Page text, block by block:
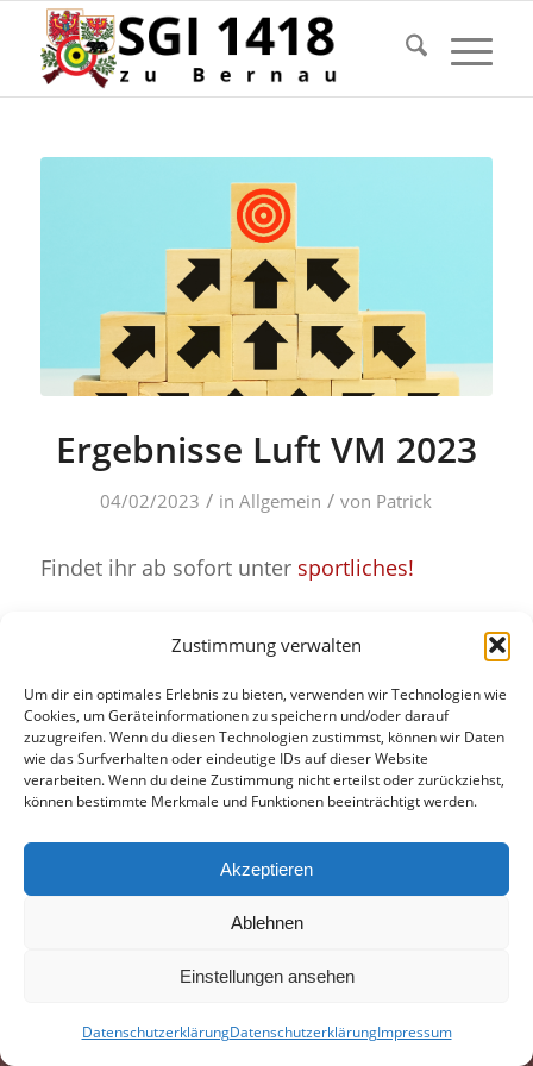
Zustimmung verwalten
Um dir ein optimales Erlebnis zu bieten, verwenden wir Technologien wie
Cookies, um Geräteinformationen zu speichern und/oder darauf
zuzugreifen. Wenn du diesen Technologien zustimmst, können wir Daten
wie das Surfverhalten oder eindeutige IDs auf dieser Website
verarbeiten. Wenn du deine Zustimmung nicht erteilst oder zurückziehst,
können bestimmte Merkmale und Funktionen beeinträchtigt werden.
Akzeptieren
Ablehnen
Einstellungen ansehen
DatenschutzerklärungDatenschutzerklärungImpressum
Ergebnisse Luft VM 2023
04/02/2023 / inAllgemein / von Patrick
Findet ihr ab sofort unter sportliches!
Eintrag teilen
© 1990-2025 SGI 1418 zu Bernau